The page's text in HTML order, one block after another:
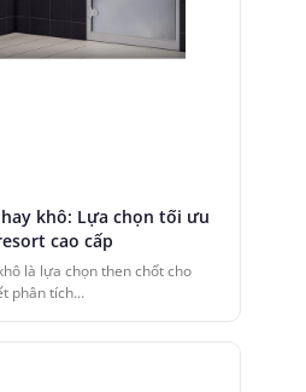
khô: Lựa chọn tối ưu
cao cấp
là lựa chọn then chốt cho
phân tích…